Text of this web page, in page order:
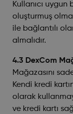
Kullanıcı uygun
oluşturmuş
ile bağlantılı
almalıdır.
4.3 DexCom
Mağazasını
Kendi kredi
olarak
ve kredi kartı